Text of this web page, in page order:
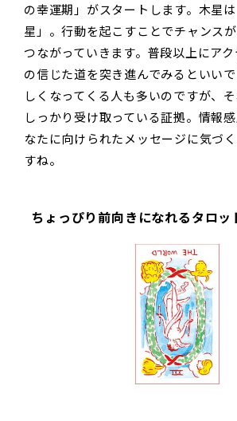
の幸運期」がスタートします。木星
星」。行動を起こすことでチャンス
つながっていきます。普段以上にア
の信じた道を突き進んでみるといい
しくなってくる人も多いのですが、
しっかり受け取っている証拠。情報
なたに向けられたメッセージに気づ
すね。
ちょっぴり前向きになれるタロッ